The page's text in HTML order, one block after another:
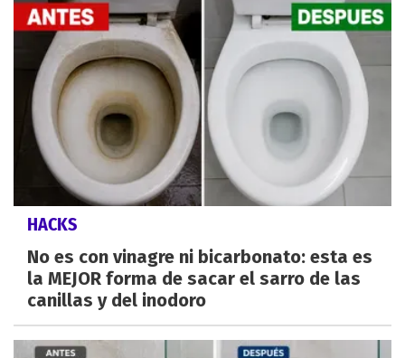
HACKS
No es con vinagre ni bicarbonato: esta es
la MEJOR forma de sacar el sarro de las
canillas y del inodoro